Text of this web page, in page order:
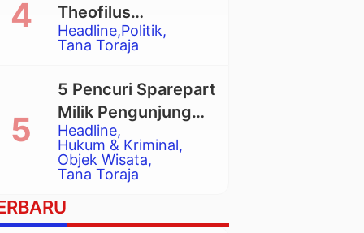
Adat Tongkonan
Headline Politik
Tana Toraja
Theofilus
Allorerung dan
Zadrak Tombe
sebagai Bupati dan
Wakil Bupati Tana
Toraja Terpilih
Headline
Hukum & Kriminal
Objek Wisata
Tana Toraja
5 Pencuri Sparepart
Milik Pengunjung
Objek Wisata
Pango-Pango
Ditangkap Polisi